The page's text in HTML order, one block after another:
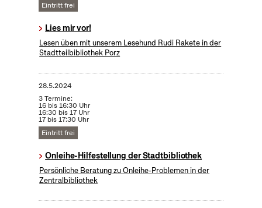
Eintritt frei
Lies mir vor!
Lesen üben mit unserem Lesehund Rudi Rakete in der
Stadtteilbibliothek Porz
28.5.2024
3 Termine:
16 bis 16:30 Uhr
16:30 bis 17 Uhr
17 bis 17:30 Uhr
Eintritt frei
Onleihe-Hilfestellung der Stadtbibliothek
Persönliche Beratung zu Onleihe-Problemen in der
Zentralbibliothek